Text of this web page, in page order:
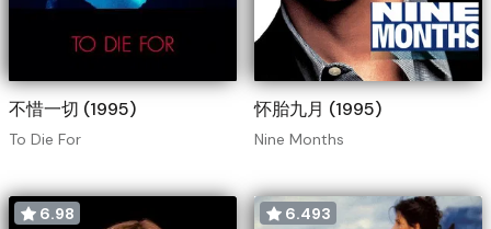
不惜一切 (1995)
To Die For
怀胎九月 (1995)
Nine Months
6.98
6.493